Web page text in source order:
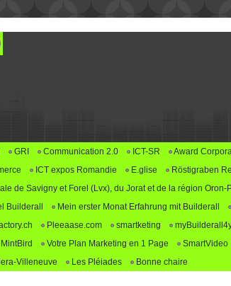
GRI Communication 2.0 ICT-SR Award
ICT expos Romandie E.glise Röstigraben
de Savigny et Forel (Lvx), du Jorat et de la région Oron-
Builderall
Mein erster Monat Erfahrung mit Builderall
Pleeaase.com smartketing
MintBird Votre Plan Marketing en 1 Page SmartVideo
Villeneuve Les Pléiades Bonne chaire